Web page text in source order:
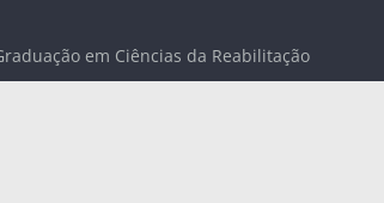
em Ciências da Reabilitação